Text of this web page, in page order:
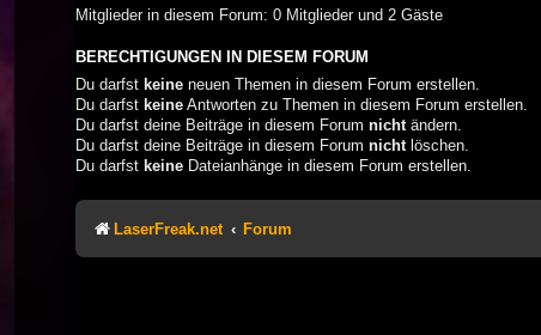
Mitglieder in diesem Forum: 0 Mitglieder und 2 Gäste
BERECHTIGUNGEN IN DIESEM FORUM
Du darfst keine neuen Themen in diesem Forum erstellen.
Du darfst keine Antworten zu Themen in diesem Forum erstellen.
Du darfst deine Beiträge in diesem Forum nicht ändern.
Du darfst deine Beiträge in diesem Forum nicht löschen.
Du darfst keine Dateianhänge in diesem Forum erstellen.
LaserFreak.net Forum